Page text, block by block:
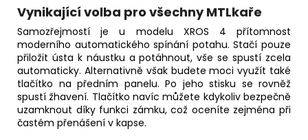
Vynikající volba pro všechny MTLkaře
Samozřejmostí je u modelu XROS 4 přítomnost
moderního automatického spínání potahu. Stačí pouze
přiložit ústa k náustku a potáhnout, vše se spustí zcela
automaticky. Alternativně však budete moci využít také
tlačítko na předním panelu. Po jeho stisku se rovněž
spustí žhavení. Tlačítko navíc můžete kdykoliv bezpečně
uzamknout díky funkci zámku, což oceníte zejména při
častém přenášení v kapse.